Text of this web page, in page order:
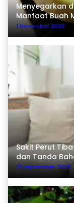
Menyegarkan
Manfaat Buah
1 November 2025
Sakit Perut
dan Tanda
21 September 2025